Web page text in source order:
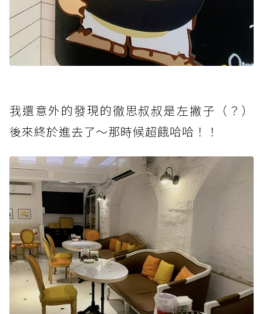
我還意外的發現的徹思叔叔是左撇子（？）
後來終於進去了～那時候超餓哈哈！！